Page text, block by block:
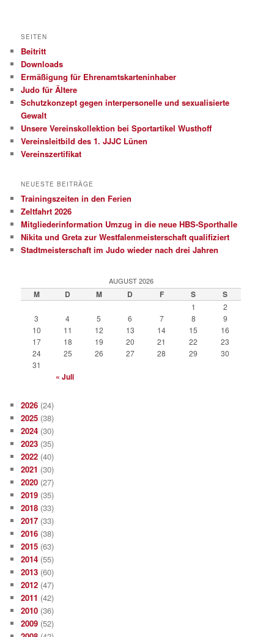
SEITEN
Beitritt
Downloads
Ermäßigung für Ehrenamtskarteninhaber
Judo für Ältere
Schutzkonzept gegen interpersonelle und sexualisierte
Gewalt
Unsere Vereinskollektion bei Sportartikel Wusthoff
Vereinsleitbild des 1. JJJC Lünen
Vereinszertifikat
NEUESTE BEITRÄGE
Trainingszeiten in den Ferien
Zeltfahrt 2026
Mitgliederinformation Umzug in die neue HBS-Sporthalle
Nikita und Greta zur Westfalenmeisterschaft qualifiziert
Stadtmeisterschaft im Judo wieder nach drei Jahren
AUGUST 2026
M D M D F S S
1
2
3
4 5 6 7 8
9
10
11 12 13 14 15
16
17
18 19 20 21 22
23
24
25 26 27 28 29
30
31
« Juli
2026 (24)
2025 (38)
2024 (30)
2023 (35)
2022 (40)
2021 (30)
2020 (27)
2019 (35)
2018 (33)
2017 (33)
2016 (38)
2015 (63)
2014 (55)
2013 (60)
2012 (47)
2011 (42)
2010 (36)
2009 (52)